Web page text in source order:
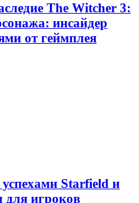
The Witcher 3:
инсайдер
от геймплея
успехами Starfield и
для игроков